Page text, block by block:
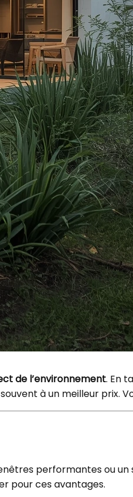
de l’environnement. En
à un meilleur prix.
performantes ou
pour ces avantages.